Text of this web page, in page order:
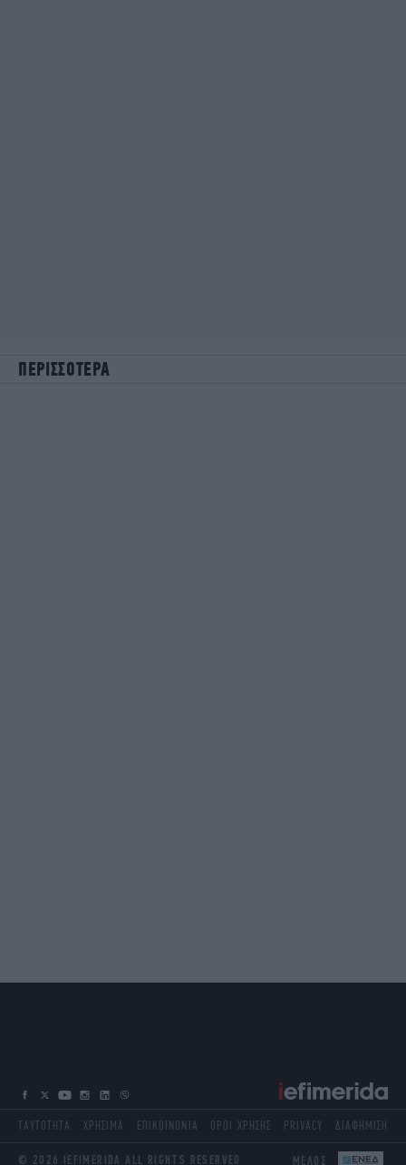
ΠΕΡΙΣΣΟΤΕΡΑ
© 2026 IEFIMERIDA ALL RIGHTS RESERVED ΜΕΛΟΣ
ΤΑΥΤΟΤΗΤΑ ΧΡΗΣΙΜΑ ΕΠΙΚΟΙΝΩΝΙΑ ΟΡΟΙ ΧΡΗΣΗΣ PRIVACY ΔΙΑΦΗΜΙΣΗ